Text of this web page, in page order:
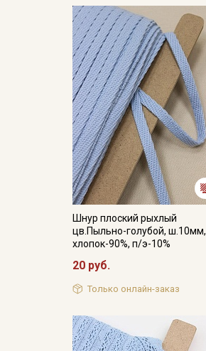
Шнур плоский рыхлый
цв.Пыльно-голубой, ш.10мм,
хлопок-90%, п/э-10%
20 руб.
Только онлайн-заказ